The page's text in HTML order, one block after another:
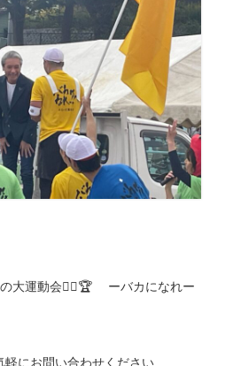
の大運動会🏃‍♂️🏆 ーバカになれー
軽にお問い合わせください